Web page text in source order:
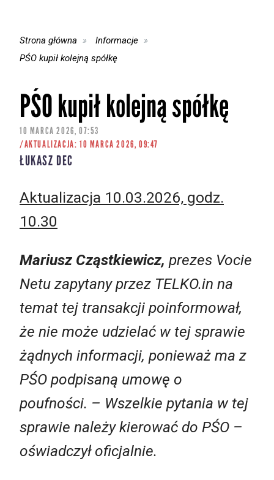
Strona główna
Informacje
PŚO kupił kolejną spółkę
PŚO kupił kolejną spółkę
10 MARCA 2026, 07:53
/AKTUALIZACJA: 10 MARCA 2026, 09:47
ŁUKASZ DEC
Aktualizacja 10.03.2026, godz.
10.30
Mariusz Cząstkiewicz, prezes Vocie
Netu zapytany przez TELKO.in na
temat tej transakcji poinformował,
że nie może udzielać w tej sprawie
żądnych informacji, ponieważ ma z
PŚO podpisaną umowę o
poufności. – Wszelkie pytania w tej
sprawie należy kierować do PŚO –
oświadczył oficjalnie.